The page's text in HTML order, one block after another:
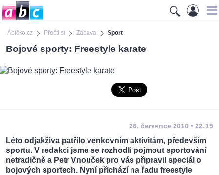
Ábíčko.cz Přečti si Zábava Sport
Bojové sporty: Freestyle karate
26. července 2010 • 22:19
Léto odjakživa patřilo venkovním aktivitám, především
sportu. V redakci jsme se rozhodli pojmout sportování
netradičně a Petr Vnouček pro vás připravil speciál o
bojových sportech. Nyní přichází na řadu freestyle